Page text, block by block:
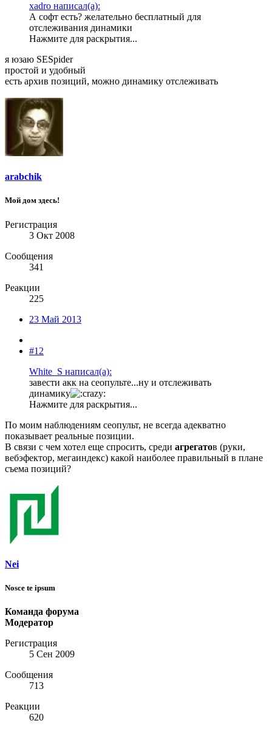
xadro написал(а):
А софт есть? желательно бесплатный для
отслеживания динамики
Нажмите для раскрытия...
я юзаю SESpider
простой и удобный
есть архив позиций, можно динамику отслеживать
arabchik
Мой дом здесь!
Регистрация
3 Окт 2008
Сообщения
341
Реакции
225
23 Май 2013
#12
White_S написал(а):
завести акк на сеопульте...ну и отслеживать
динамику
Нажмите для раскрытия...
По моим наблюдениям сеопульт, не всегда адекватно
показывает реальные позиции.
В связи с чем хотел еще спросить, среди агрегатов (руки,
вебэфектор, мегаиндекс) какой наиболее правильный в плане
съема позиций?
Nei
Nosce te ipsum
Команда форума
Модератор
Регистрация
5 Сен 2009
Сообщения
713
Реакции
620